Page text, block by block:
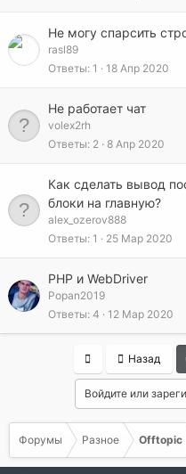
Не могу спарсить
rasl89
Ответы 1 18 Апр 2020
Не работает чат
volex2rh
Ответы 2 8 Апр 2020
Как сделать вывод
блоки на главную?
alex_ozerov888
Ответы 1 25 Мар 2020
PHP и WebDriver
Popan2019
Ответы 4 12 Мар 2020
Назад
Войдите или
Форумы Разное Offtopic